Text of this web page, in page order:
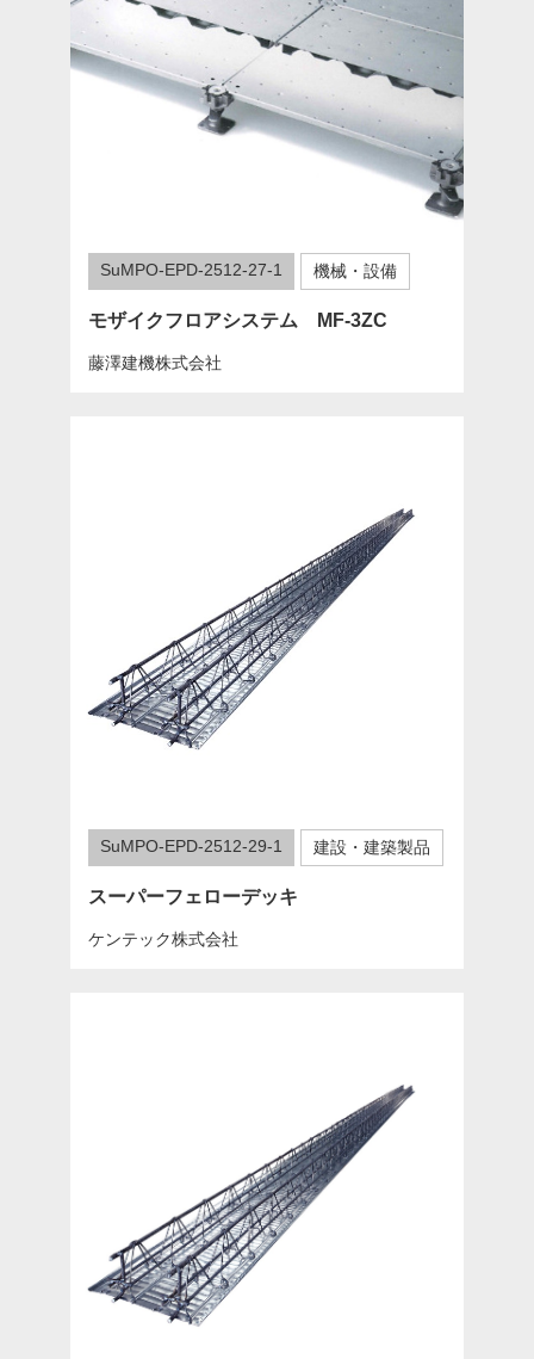
SuMPO-EPD-2512-27-1 機械・設備
モザイクフロアシステム MF-3ZC
藤澤建機株式会社
SuMPO-EPD-2512-29-1 建設・建築製品
スーパーフェローデッキ
ケンテック株式会社